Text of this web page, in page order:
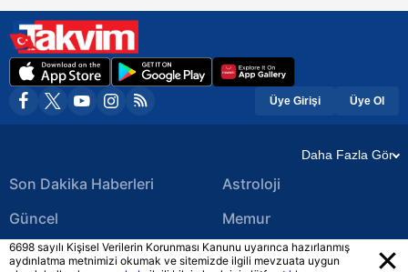
Üye Girişi Üye Ol
Daha Fazla Gör
Son Dakika Haberleri
Güncel
Ekonomi Haberleri
Astroloji
Memur
Yerel Haberler
6698 sayılı Kişisel Verilerin Korunması Kanunu uyarınca hazırlanmış
aydınlatma metnimizi okumak ve sitemizde ilgili mevzuata uygun